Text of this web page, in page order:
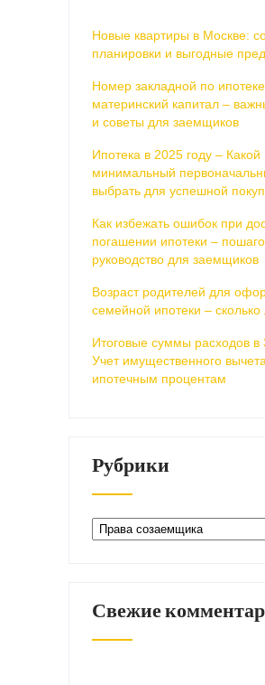
Новые квартиры в Москве:
планировки и выгодные
Номер закладной по
материнский капитал –
и советы для заемщиков
Ипотека в 2025 году – Какой
минимальный
выбрать для успешной
Как избежать ошибок при
погашении ипотеки –
руководство для заемщиков
Возраст родителей для
семейной ипотеки –
Итоговые суммы расходов
Учет имущественного
ипотечным процентам
Рубрики
Рубрики
Свежие